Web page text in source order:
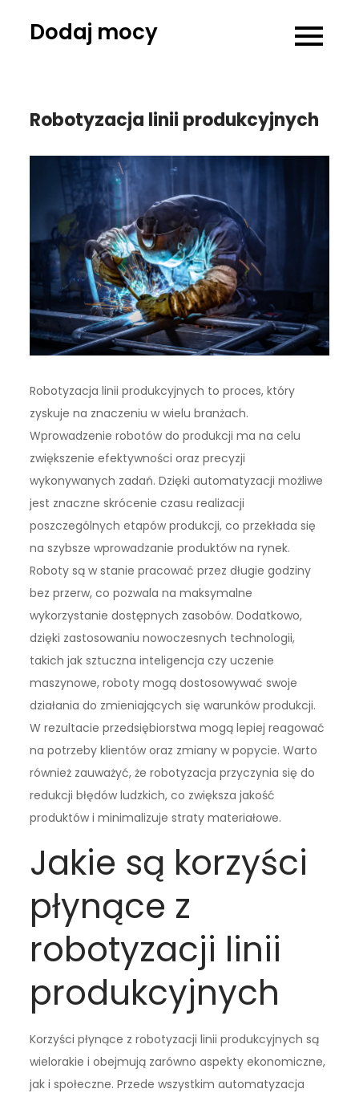
Dodaj mocy
Robotyzacja linii produkcyjnych
Robotyzacja linii produkcyjnych to proces, który
zyskuje na znaczeniu w wielu branżach.
Wprowadzenie robotów do produkcji ma na celu
zwiększenie efektywności oraz precyzji
wykonywanych zadań. Dzięki automatyzacji możliwe
jest znaczne skrócenie czasu realizacji
poszczególnych etapów produkcji, co przekłada się
na szybsze wprowadzanie produktów na rynek.
Roboty są w stanie pracować przez długie godziny
bez przerw, co pozwala na maksymalne
wykorzystanie dostępnych zasobów. Dodatkowo,
dzięki zastosowaniu nowoczesnych technologii,
takich jak sztuczna inteligencja czy uczenie
maszynowe, roboty mogą dostosowywać swoje
działania do zmieniających się warunków produkcji.
W rezultacie przedsiębiorstwa mogą lepiej reagować
na potrzeby klientów oraz zmiany w popycie. Warto
również zauważyć, że robotyzacja przyczynia się do
redukcji błędów ludzkich, co zwiększa jakość
produktów i minimalizuje straty materiałowe.
Jakie są korzyści
płynące z
robotyzacji linii
produkcyjnych
Korzyści płynące z robotyzacji linii produkcyjnych są
wielorakie i obejmują zarówno aspekty ekonomiczne,
jak i społeczne. Przede wszystkim automatyzacja